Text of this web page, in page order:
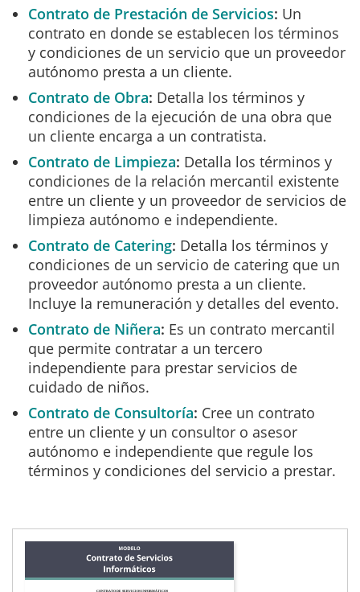
Contrato de Prestación de Servicios Un
contrato en donde se establecen los términos
y condiciones de un servicio que un proveedor
autónomo presta a un cliente.
Contrato de Obra Detalla los términos y
condiciones de la ejecución de una obra que
un cliente encarga a un contratista.
Contrato de Limpieza Detalla los términos y
condiciones de la relación mercantil existente
entre un cliente y un proveedor de servicios de
limpieza autónomo e independiente.
Contrato de Catering Detalla los términos y
condiciones de un servicio de catering que un
proveedor autónomo presta a un cliente.
Incluye la remuneración y detalles del evento.
Contrato de Niñera Es un contrato mercantil
que permite contratar a un tercero
independiente para prestar servicios de
cuidado de niños.
Contrato de Consultoría Cree un contrato
entre un cliente y un consultor o asesor
autónomo e independiente que regule los
términos y condiciones del servicio a prestar.